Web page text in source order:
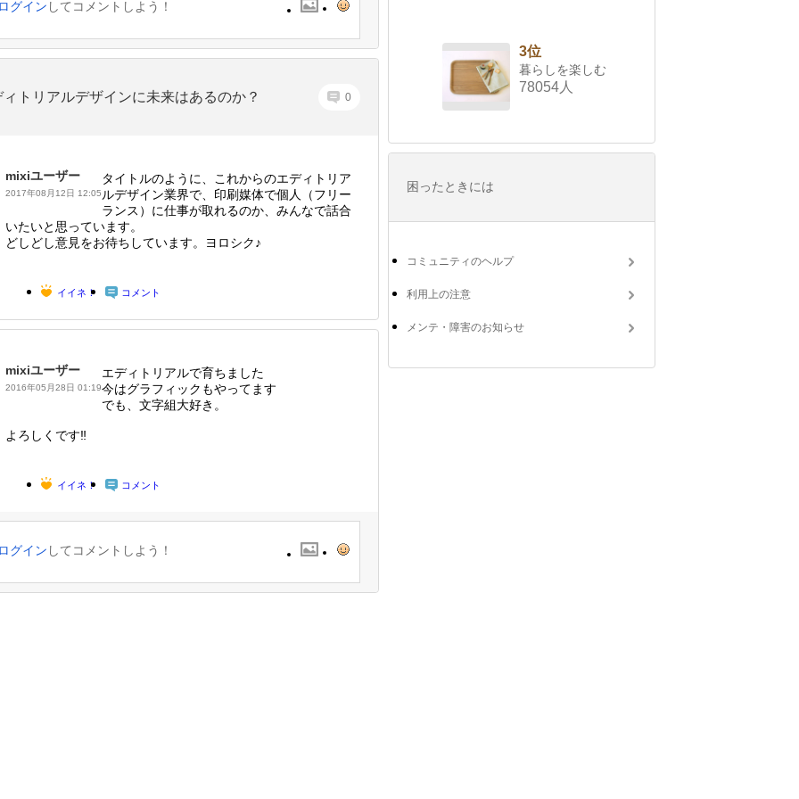
グイン してコメントしよう！
ィトリアルデザインに未来はあるのか？ 0
mixiユーザー
2017年08月12日 12:05
タイトルのように、これからのエディトリア
ルデザイン業界で、印刷媒体で個人（フリー
ランス）に仕事が取れるのか、みんなで話合
いたいと思っています。
どしどし意見をお待ちしています。ヨロシク♪
イイネ！ コメント
mixiユーザー
2016年05月28日 01:19
エディトリアルで育ちました
今はグラフィックもやってます
でも、文字組大好き。
よろしくです‼︎
イイネ！ コメント
グイン してコメントしよう！
3位
暮らしを楽しむ
78054人
困ったときには
コミュニティのヘルプ
利用上の注意
メンテ・障害のお知らせ